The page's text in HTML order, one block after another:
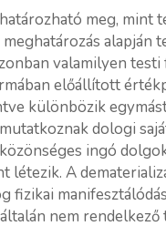
meg, mint
meghatározás
valamilyen
előállított
különbözik
dologi
ingó
létezik. A
fizikai
nem